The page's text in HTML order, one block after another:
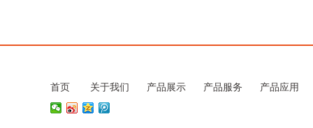
首页 关于我们 产品展示 产品服务 产品应用